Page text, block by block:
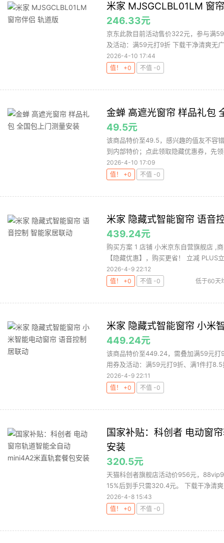
米家 MJSGCLBL01LM 窗
246.33元
京东此款目前活动售价322元，参与满
及活动：满59元打9折 下载干净清爽无
2026-4-10 17:44
值！ +0
不值 -0
金蝉 高遮光窗帘 样品礼包
49.5元
该商品特价至49.5，感兴趣的值友不容
到内部特价；点此领取隐藏优惠券，先
2026-4-10 17:09
值！ +0
不值 -0
米家 隐藏式智能窗帘 语音
439.24元
购买方案 1 店铺 小米京东自营旗舰店 ,
【隐藏优惠】，购买更省！ 立减 PLUS
2026-4-9 22:12
值！ +0
不值 -0
低于60天
米家 隐藏式智能窗帘 小米
449.24元
该商品特价至449.24，需叠加满59元打
用券及活动：满59元打9折、满1件打
2026-4-9 22:11
值！ +0
不值 -0
国家补贴：科创者 电动窗
安装
320.5元
天猫科创者旗舰店活动价956元，
15%后到手只需320.4元。 下载干净清
2026-4-8 15:43
值！ +0
不值 -0